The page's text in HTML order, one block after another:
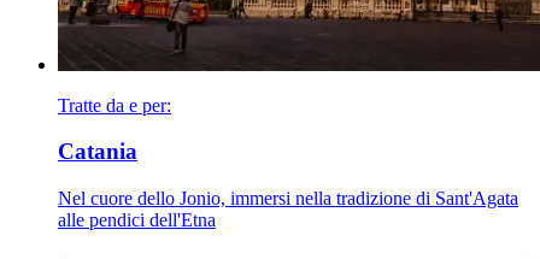
Tratte da e per:
Catania
Nel cuore dello Jonio, immersi nella tradizione di Sant'Agata
alle pendici dell'Etna